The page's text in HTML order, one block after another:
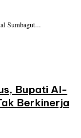
Sumbagut...
Bupati Al-
Berkinerja